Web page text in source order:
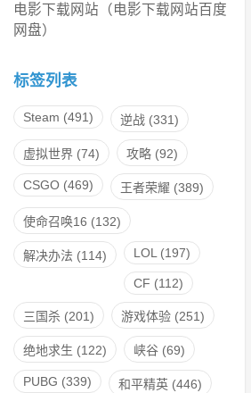
电影下载网站（电影下载网站百度
网盘）
标签列表
Steam (491) 逆战 (331)
虚拟世界 (74) 攻略 (92)
CSGO (469) 王者荣耀 (389)
使命召唤16 (132)
解决办法 (114) LOL (197)
CF (112)
三国杀 (201) 游戏体验 (251)
绝地求生 (122) 峡谷 (69)
PUBG (339) 和平精英 (446)